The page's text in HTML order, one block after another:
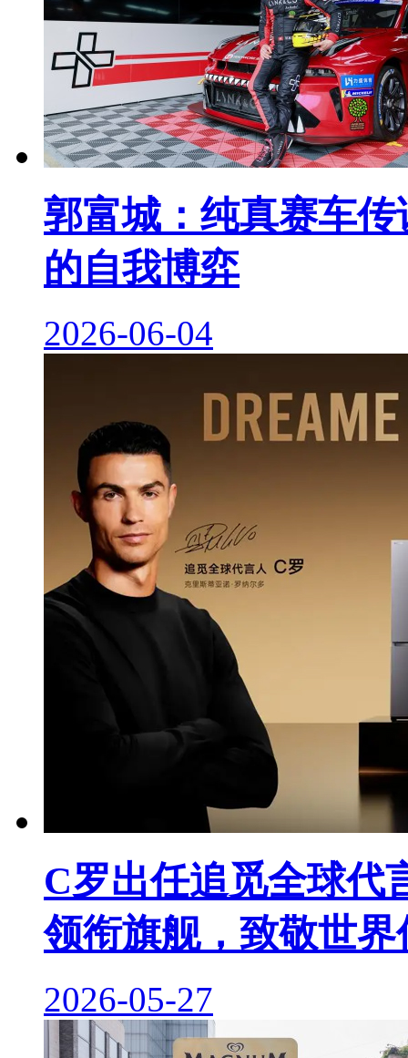
郭富城：纯真赛车
的自我博弈
2026-06-04
C罗出任追觅全球代
领衔旗舰，致敬世界
2026-05-27